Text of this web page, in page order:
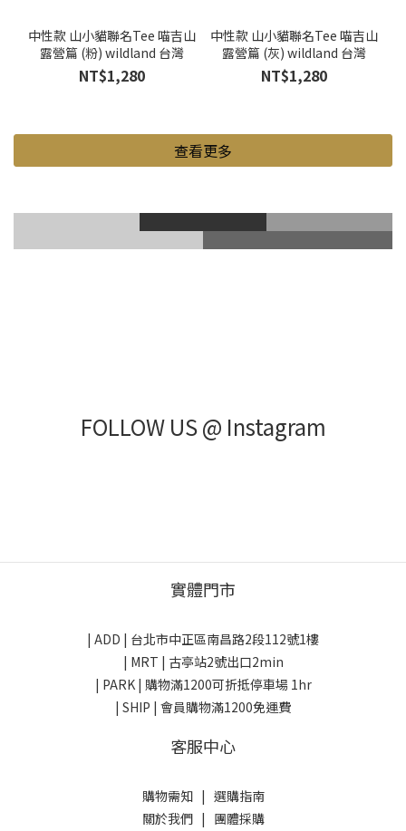
中性款 山小貓聯名Tee 喵吉山
露營篇 (粉) wildland 台灣
NT$1,280
中性款 山小貓聯名Tee 喵吉山
露營篇 (灰) wildland 台灣
NT$1,280
查看更多
登山鞋 Gore-Tex
登山杖 滑雪護具
FOLLOW US @ Instagram
實體門市
| ADD | 台北市中正區南昌路2段112號1樓
| MRT | 古亭站2號出口2min
| PARK | 購物滿1200可折抵停車場 1hr
| SHIP | 會員購物滿1200免運費
客服中心
購物需知| 選購指南
關於我們| 團體採購